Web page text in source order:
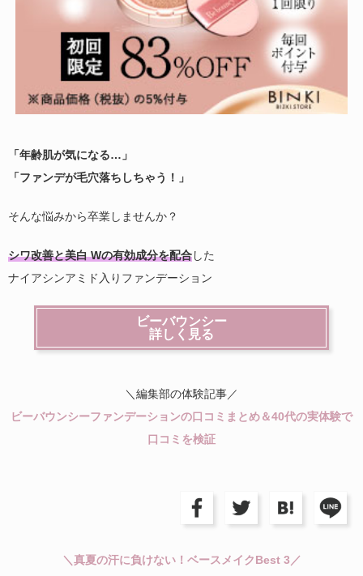
「年齢肌が気になる…」
「ファンデが毛穴落ちしちゃう！」
そんな悩みから卒業しませんか？
シワ改善と美白 Wの有効成分を配合した
ナイアシンアミド入りファンデーション
ビーバウンシー
詳しく見る
＼編集部の体験記事／
ビーバウンシーファンデーションの口コミまとめ＆40代の実体験で
口コミを検証
＼真夏の汗に負けない！ベースメイクBest 3／